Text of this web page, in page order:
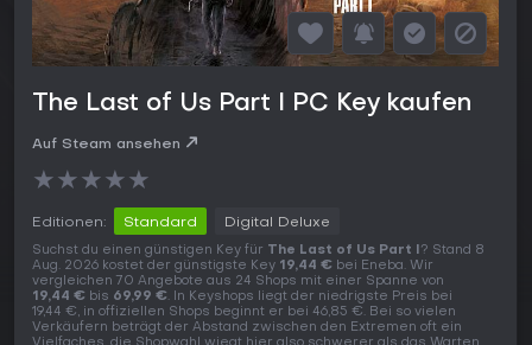
The Last of Us Part I PC Key kaufen
Auf Steam ansehen
★★★★★
Editionen: Standard Digital Deluxe
Suchst du einen günstigen Key für The Last of Us Part I? Stand 8
Aug. 2026 kostet der günstigste Key 19,44 € bei Eneba. Wir
vergleichen 70 Angebote aus 24 Shops mit einer Spanne von
19,44 € bis 69,99 €. In Keyshops liegt der niedrigste Preis bei
19,44 €, in offiziellen Shops beginnt er bei 46,85 €. Bei so vielen
Verkäufern beträgt der Abstand zwischen den Extremen oft ein